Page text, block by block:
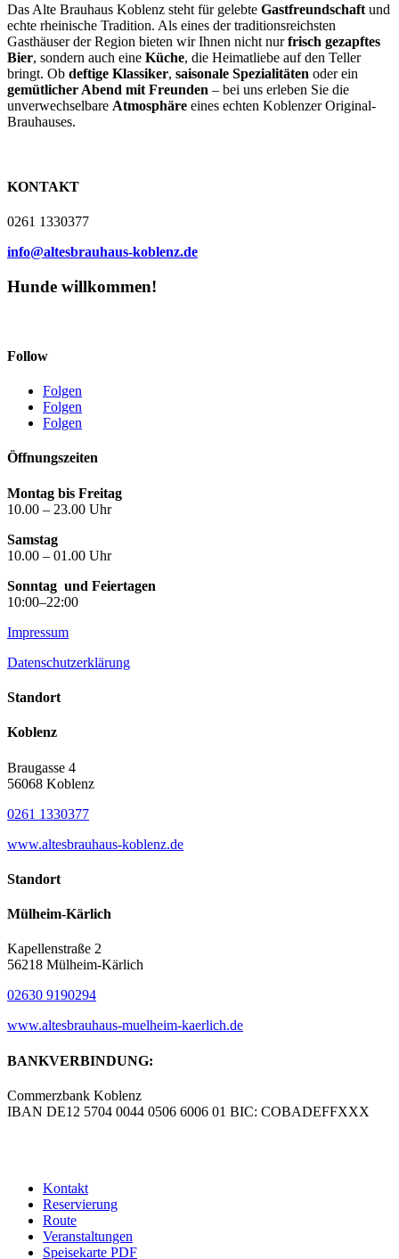
Das Alte Brauhaus Koblenz steht für gelebte Gastfreundschaft und
echte rheinische Tradition. Als eines der traditionsreichsten
Gasthäuser der Region bieten wir Ihnen nicht nurfrisch gezapftes
Bier, sondern auch eine Küche, die Heimatliebe auf den Teller
bringt. Ob deftige Klassiker, saisonale Spezialitäten oder ein
gemütlicher Abend mit Freunden – bei uns erleben Sie die
unverwechselbare Atmosphäre eines echten Koblenzer Original-
Brauhauses.
KONTAKT
0261 1330377
info@altesbrauhaus-koblenz.de
Hunde willkommen!
Follow
Folgen
Folgen
Folgen
Öffnungszeiten
Montag bis Freitag
10.00 – 23.00 Uhr
Samstag
10.00 – 01.00 Uhr
Sonntag und Feiertagen
10:00–22:00
Impressum
Datenschutzerklärung
Standort
Koblenz
Braugasse 4
56068 Koblenz
0261 1330377
www.altesbrauhaus-koblenz.de
Standort
Mülheim-Kärlich
Kapellenstraße 2
56218 Mülheim-Kärlich
02630 9190294
www.altesbrauhaus-muelheim-kaerlich.de
BANKVERBINDUNG:
Commerzbank Koblenz
IBAN DE12 5704 0044 0506 6006 01 BIC: COBADEFFXXX
Kontakt
Reservierung
Route
Veranstaltungen
Speisekarte PDF